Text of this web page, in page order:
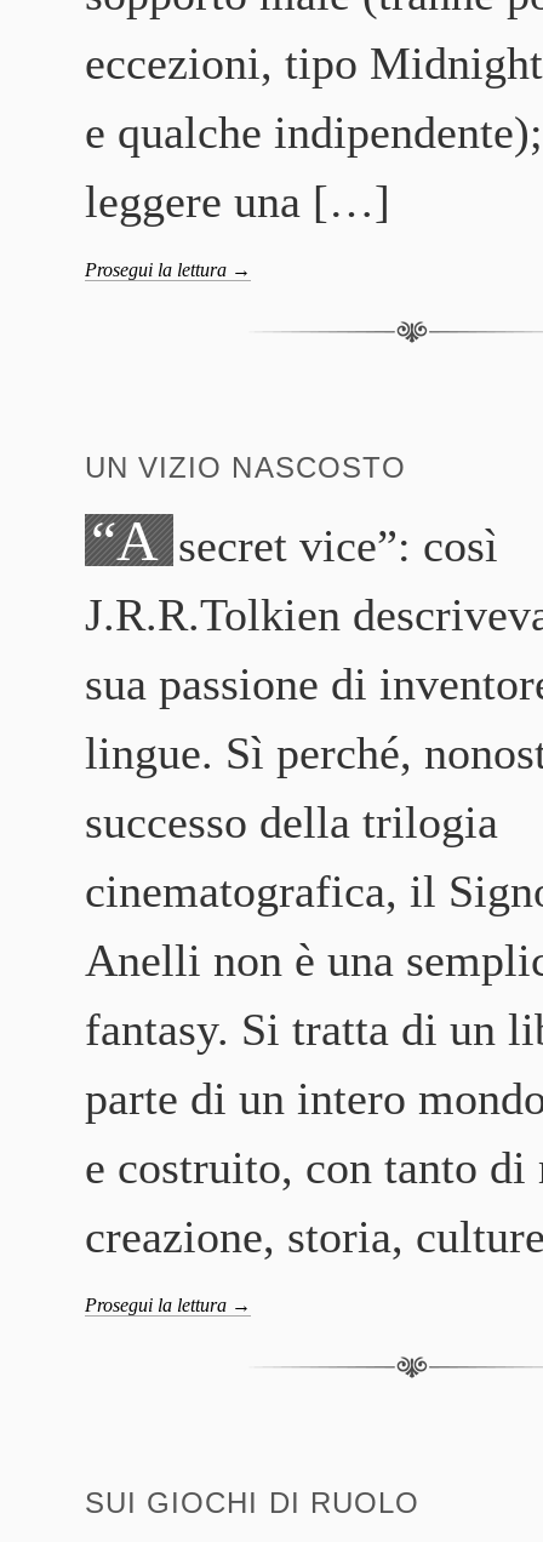
eccezioni, tipo
e qualche
leggere una […]
Prosegui la lettura →
UN VIZIO NASCOSTO
“A secret vice”: così
J.R.R.Tolkien
sua passione di
lingue. Sì perché,
successo della trilogia
cinematografica, il
Anelli non è una
fantasy. Si tratta di un
parte di un intero
e costruito, con tanto
creazione, storia,
Prosegui la lettura →
SUI GIOCHI DI RUOLO